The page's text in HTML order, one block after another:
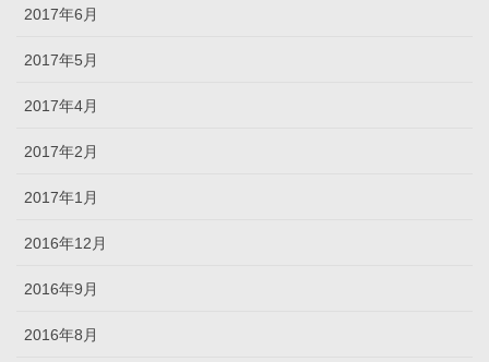
2017年6月
2017年5月
2017年4月
2017年2月
2017年1月
2016年12月
2016年9月
2016年8月